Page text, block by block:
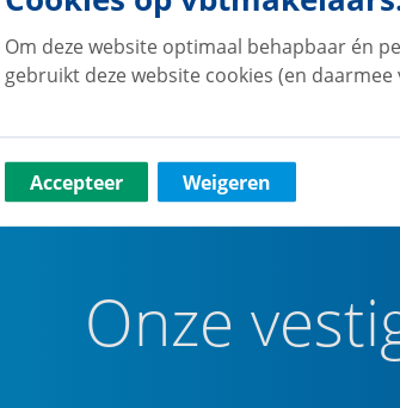
Onze
Om deze website optimaal behapbaar én
gebruikt deze website cookies (en
Accepteer Weigeren